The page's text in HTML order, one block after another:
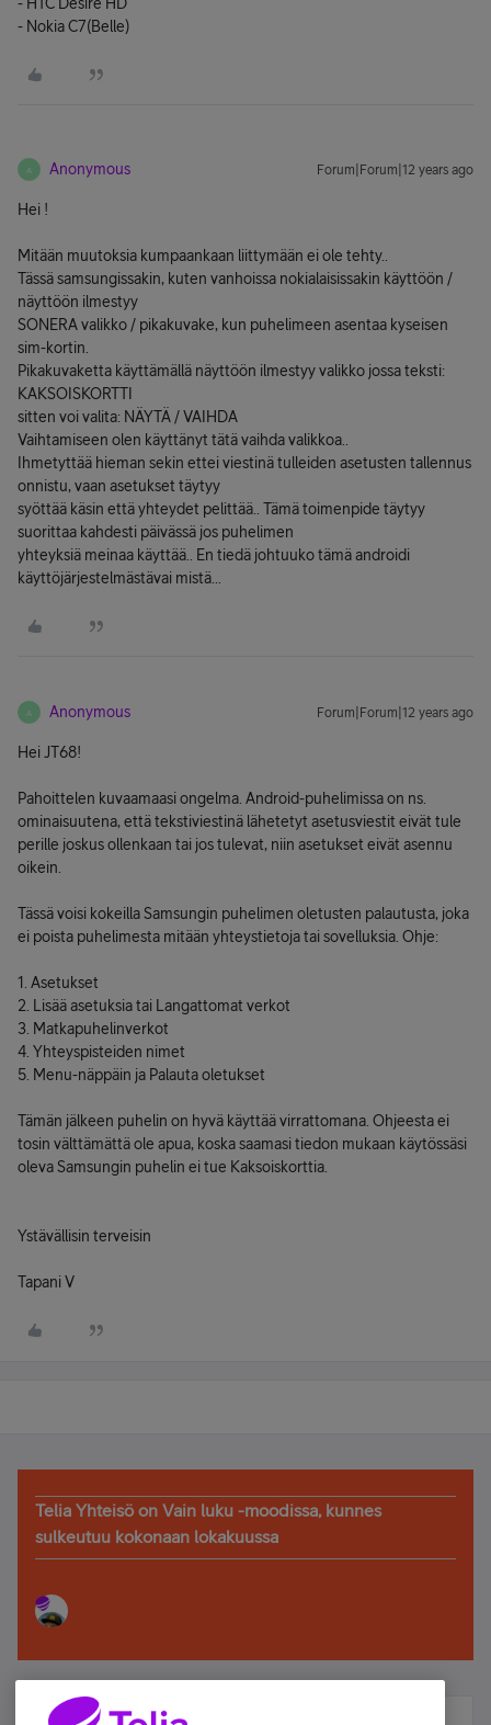
- Nokia C7(Belle)
A Anonymous Forum|Forum|12 years ago
Hei !
Mitään muutoksia kumpaankaan liittymään ei ole tehty..
Tässä samsungissakin, kuten vanhoissa nokialaisissakin käyttöön /
näyttöön ilmestyy
SONERA valikko / pikakuvake, kun puhelimeen asentaa kyseisen
sim-kortin.
Pikakuvaketta käyttämällä näyttöön ilmestyy valikko jossa teksti:
KAKSOISKORTTI
sitten voi valita: NÄYTÄ / VAIHDA
Vaihtamiseen olen käyttänyt tätä vaihda valikkoa..
Ihmetyttää hieman sekin ettei viestinä tulleiden asetusten tallennus
onnistu, vaan asetukset täytyy
syöttää käsin että yhteydet pelittää.. Tämä toimenpide täytyy
suorittaa kahdesti päivässä jos puhelimen
yhteyksiä meinaa käyttää.. En tiedä johtuuko tämä androidi
käyttöjärjestelmästävai mistä...
A Anonymous Forum|Forum|12 years ago
Hei JT68!
Pahoittelen kuvaamaasi ongelma. Android-puhelimissa on ns.
ominaisuutena, että tekstiviestinä lähetetyt asetusviestit eivät tule
perille joskus ollenkaan tai jos tulevat, niin asetukset eivät asennu
oikein.
Tässä voisi kokeilla Samsungin puhelimen oletusten palautusta, joka
ei poista puhelimesta mitään yhteystietoja tai sovelluksia. Ohje:
1. Asetukset
2. Lisää asetuksia tai Langattomat verkot
3. Matkapuhelinverkot
4. Yhteyspisteiden nimet
5. Menu-näppäin ja Palauta oletukset
Tämän jälkeen puhelin on hyvä käyttää virrattomana. Ohjeesta ei
tosin välttämättä ole apua, koska saamasi tiedon mukaan käytössäsi
oleva Samsungin puhelin ei tue Kaksoiskorttia.
Ystävällisin terveisin
Tapani V
Telia Yhteisö on Vain luku -moodissa, kunnes
sulkeutuu kokonaan lokakuussa